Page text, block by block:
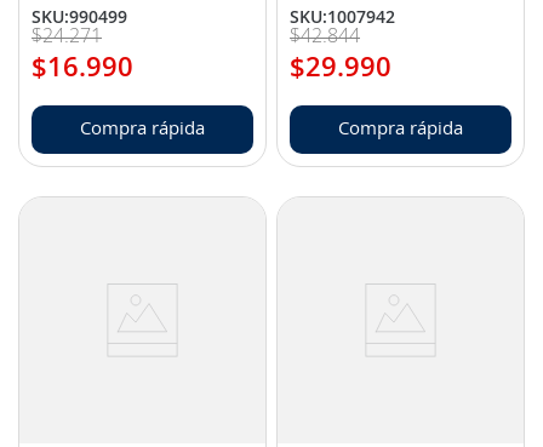
Deere (NP LP75190)
SKU:990499
$24.271
$16.990
Compra rápida
SKU:1007942
$42.844
$29.990
Compra rápida